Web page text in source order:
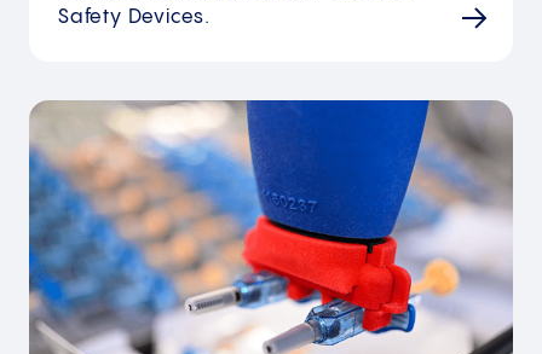
Safety Devices.